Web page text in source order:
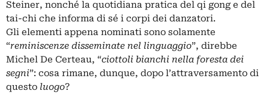
Steiner, nonché la quotidiana pratica del qi gong e del
tai-chi che informa di sé i corpi dei danzatori.
Gli elementi appena nominati sono solamente
“reminiscenze disseminate nel linguaggio”, direbbe
Michel De Certeau, “ciottoli bianchi nella foresta dei
segni”: cosa rimane, dunque, dopo l’attraversamento di
questo luogo?